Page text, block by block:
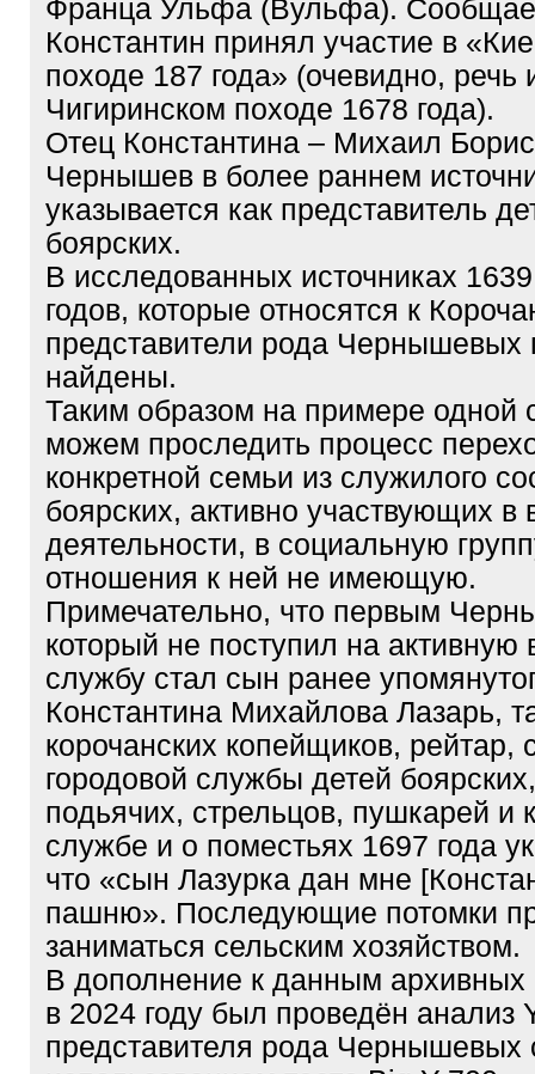
Франца Ульфа (Вульфа).
Константин принял участие в
походе 187 года» (очевидно, речь
Чигиринском походе 1678 года).
Отец Константина – Михаил
Чернышев в более раннем
указывается как представитель
боярских.
В исследованных источниках
годов, которые относятся к
представители рода Чернышевых
найдены.
Таким образом на примере одной
можем проследить процесс
конкретной семьи из служилого
боярских, активно участвующих в
деятельности, в социальную
отношения к ней не имеющую.
Примечательно, что первым
который не поступил на активную
службу стал сын ранее
Константина Михайлова Лазарь,
корочанских копейщиков, рейтар,
городовой службы детей
подьячих, стрельцов, пушкарей и
службе и о поместьях 1697 года
что «сын Лазурка дан мне
пашню». Последующие потомки
заниматься сельским хозяйством.
В дополнение к данным архивных
в 2024 году был проведён анализ
представителя рода Чернышевых